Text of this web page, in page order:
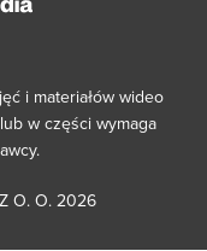
i materiałów wideo
w części wymaga
O. O. 2026